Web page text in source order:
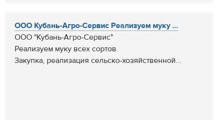
ООО Кубань-Агро-Сервис Реализуем муку ...
ООО "Кубань-Агро-Сервис"
Реализуем муку всех сортов.
Закупка, реализация сельско-хозяйственной...